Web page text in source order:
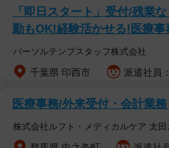
日すればいい」と声をかけられ、
在の夫・髭さんと出会ってからは
きなさい」と言ってくれたのです。
「即日スタート」受付/残業
勤もOK!経験活かせる!医療事
パーソルテンプスタッフ株式会社
千葉県 印西市 派遣社員
医療事務/外来受付・会計業
株式会社ルフト・メディカルケア 太田